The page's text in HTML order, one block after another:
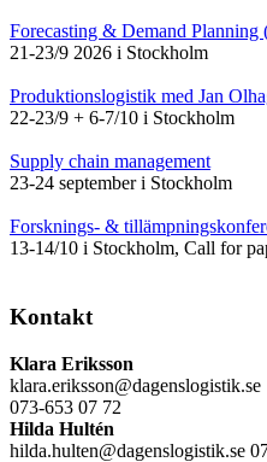
Forecasting & Demand Planning
21-23/9 2026 i Stockholm
Produktionslogistik med Jan
22-23/9 + 6-7/10 i Stockholm
Supply chain management
23-24 september i Stockholm
Forsknings- &
13-14/10 i Stockholm, Call for
Kontakt
Klara Eriksson
klara.eriksson@dagenslogistik.se
073-653 07 72
Hilda Hultén
hilda.hulten@dagenslogistik.se